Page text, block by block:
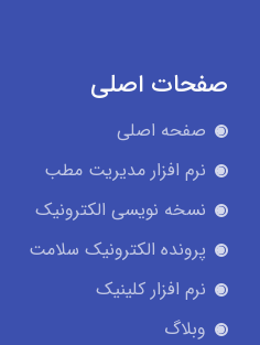
صفحات اصلی
صفحه اصلی
نرم افزار مدیریت مطب
نسخه نویسی الکترونیک
پرونده الکترونیک سلامت
نرم افزار کلینیک
وبلاگ